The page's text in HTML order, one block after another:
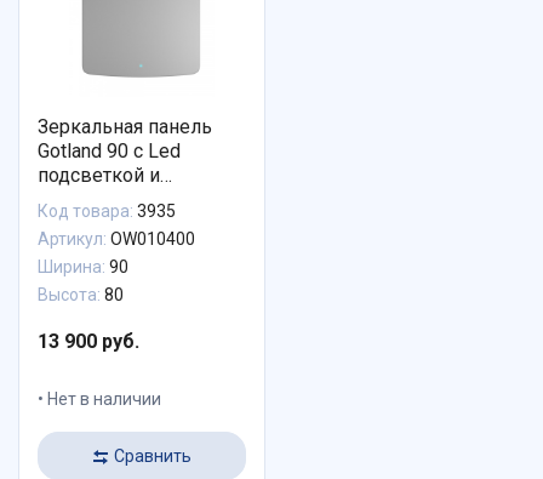
Зеркальная панель
Gotland 90 с Led
подсветкой и
сенсором
Код товара: 3935
Артикул: OW010400
Ширина: 90
Высота: 80
13 900 руб.
Нет в наличии
Сравнить